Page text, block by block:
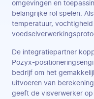
omgevingen en
belangrijke rol spelen.
temperatuur,
De integratiepartner
Pozyx-
bedrijf om het
uitvoeren van
geeft de visverwerker